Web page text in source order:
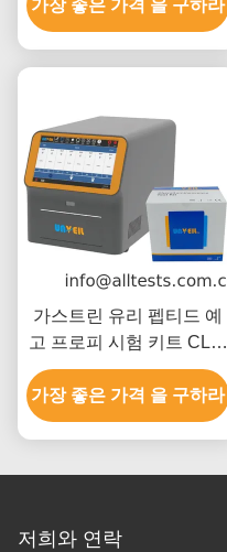
가장 좋은 가격 을 구하라
가스트린 유리 펩티드 예
고 프로피 시험 키트 CLIA
스트립 8 - 5000 피그 / ML
가장 좋은 가격 을 구하라
저희와 연락